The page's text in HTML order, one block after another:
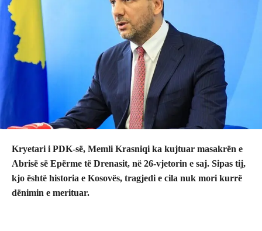
Kryetari i PDK-së, Memli Krasniqi ka kujtuar masakrën e
Abrisë së Epërme të Drenasit, në 26-vjetorin e saj. Sipas tij,
kjo është historia e Kosovës, tragjedi e cila nuk mori kurrë
dënimin e merituar.